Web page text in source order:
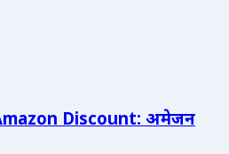
Discount: अमेजन